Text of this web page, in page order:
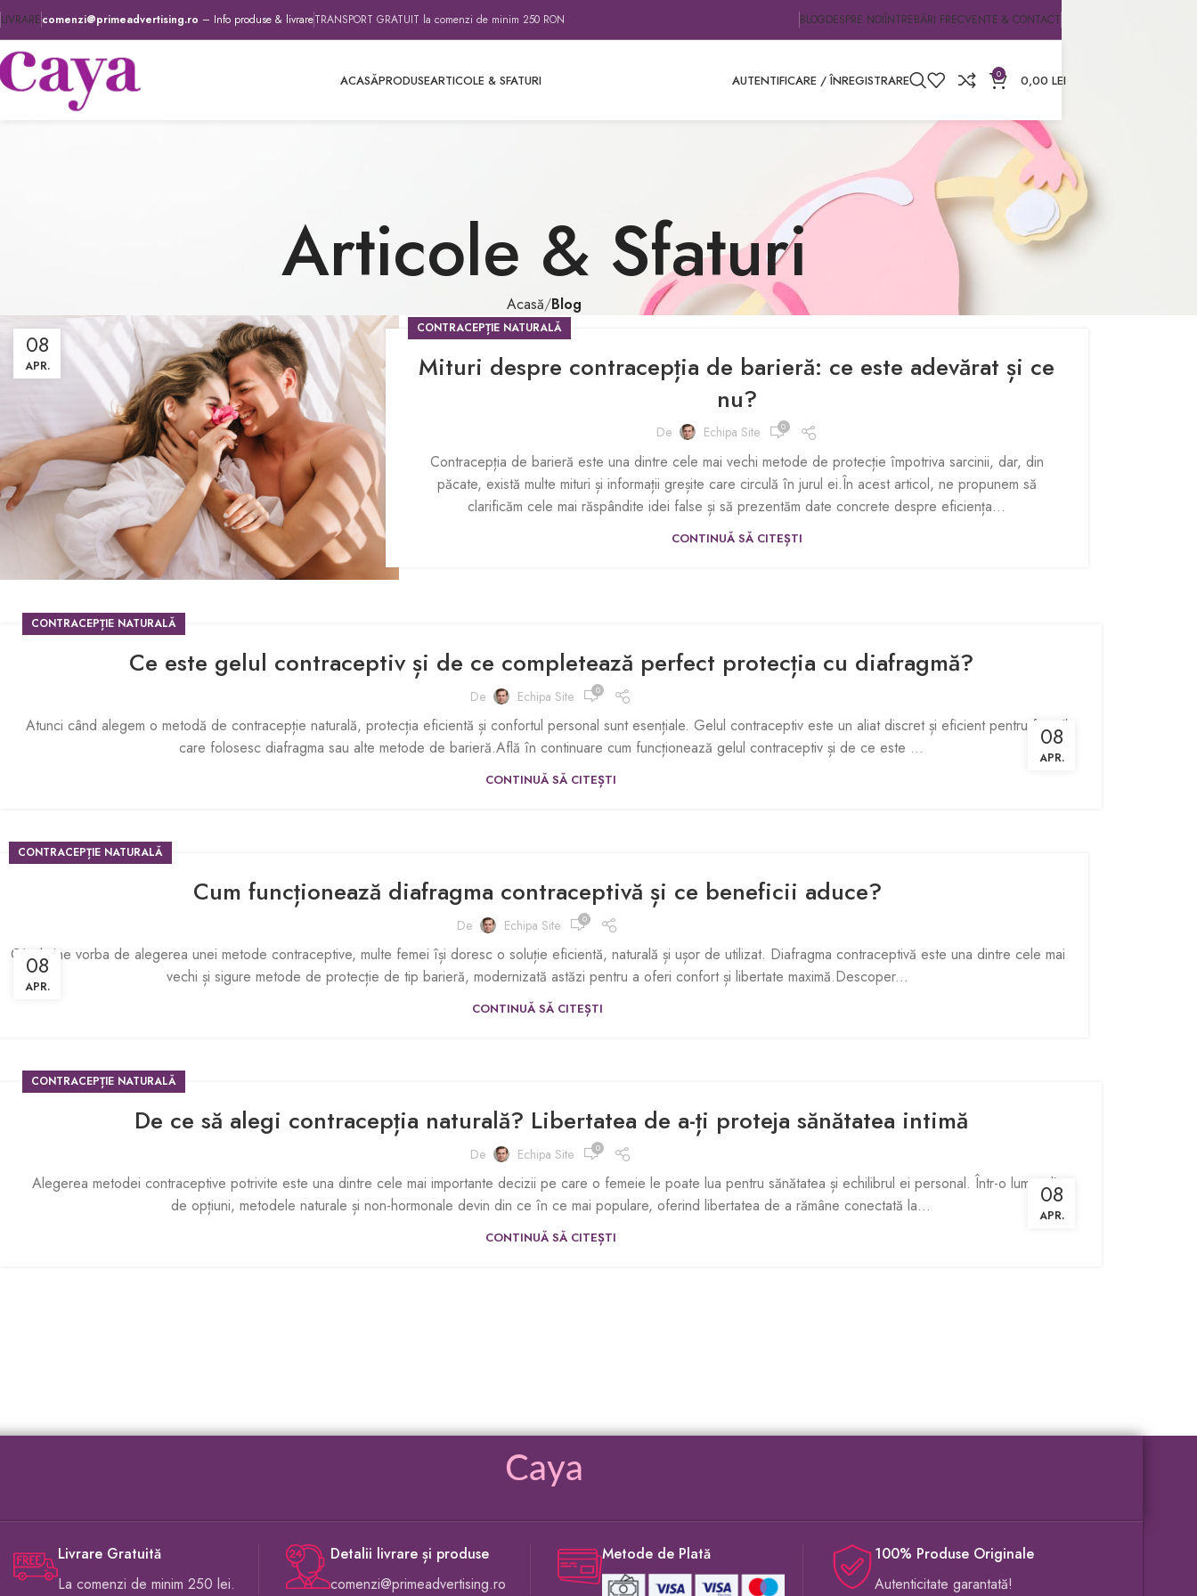
LIVRAREcomenzi@primeadvertising.ro – Info produse & livrareTRANSPORT GRATUIT la comenzi de minim 250 RON BLOGDESPRE NOIÎNTREBĂRI FRECVENTE & CONTACT
ACASĂPRODUSEARTICOLE & SFATURI AUTENTIFICARE / ÎNREGISTRARE 0 0,00 LEI
Articole & Sfaturi
Acasă Blog
08
APR.
CONTRACEPȚIE NATURALĂ
Mituri despre contracepția de barieră: ce este adevărat și ce
nu?
De Echipa Site 0
Contracepția de barieră este una dintre cele mai vechi metode de protecție împotriva sarcinii, dar, din
păcate, există multe mituri și informații greșite care circulă în jurul ei.În acest articol, ne propunem să
clarificăm cele mai răspândite idei false și să prezentăm date concrete despre eficiența...
CONTINUĂ SĂ CITEȘTI
08
APR.
CONTRACEPȚIE NATURALĂ
Ce este gelul contraceptiv și de ce completează perfect protecția cu diafragmă?
De Echipa Site 0
Atunci când alegem o metodă de contracepție naturală, protecția eficientă și confortul personal sunt esențiale. Gelul contraceptiv este un aliat discret și eficient pentru femeile
care folosesc diafragma sau alte metode de barieră.Află în continuare cum funcționează gelul contraceptiv și de ce este ...
CONTINUĂ SĂ CITEȘTI
08
APR.
CONTRACEPȚIE NATURALĂ
Cum funcționează diafragma contraceptivă și ce beneficii aduce?
De Echipa Site 0
Când vine vorba de alegerea unei metode contraceptive, multe femei își doresc o soluție eficientă, naturală și ușor de utilizat. Diafragma contraceptivă este una dintre cele mai
vechi și sigure metode de protecție de tip barieră, modernizată astăzi pentru a oferi confort și libertate maximă.Descoper...
CONTINUĂ SĂ CITEȘTI
08
APR.
CONTRACEPȚIE NATURALĂ
De ce să alegi contracepția naturală? Libertatea de a-ți proteja sănătatea intimă
De Echipa Site 0
Alegerea metodei contraceptive potrivite este una dintre cele mai importante decizii pe care o femeie le poate lua pentru sănătatea și echilibrul ei personal. Într-o lume plină
de opțiuni, metodele naturale și non-hormonale devin din ce în ce mai populare, oferind libertatea de a rămâne conectată la...
CONTINUĂ SĂ CITEȘTI
Caya
Livrare Gratuită
La comenzi de minim 250 lei.
Detalii livrare și produse
comenzi@primeadvertising.ro
Metode de Plată
100% Produse Originale
Autenticitate garantată!